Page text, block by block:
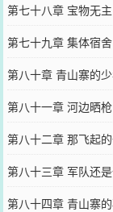
第七十八章 宝物无主
第七十九章 集体宿舍
第八十章 青山寨的
第八十一章 河边晒
第八十二章 那飞起
第八十三章 军队还
第八十四章 青山寨